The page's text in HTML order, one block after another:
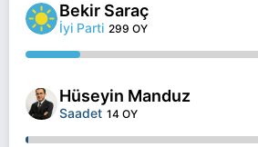
Bekir Saraç
İyi Parti 299 OY
Hüseyin Manduz
Saadet 14 OY